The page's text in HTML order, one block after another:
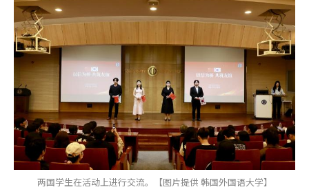
两国学生在活动上进行交流。【图片提供 韩国外国语大学】